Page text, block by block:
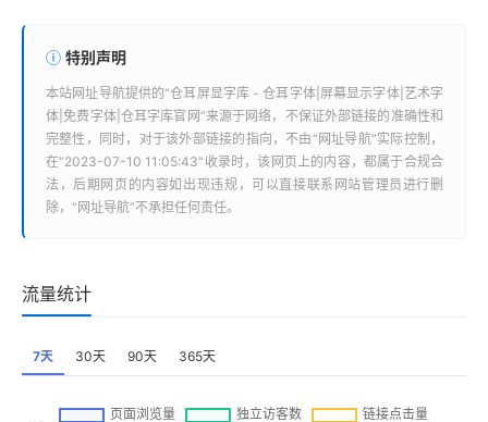
特别声明
本站网址导航提供的“仓耳屏显字库 - 仓耳字体|屏幕显示字体|艺术字
体|免费字体|仓耳字库官网”来源于网络，不保证外部链接的准确性和
完整性，同时，对于该外部链接的指向，不由“网址导航”实际控制，
在“2023-07-10 11:05:43”收录时，该网页上的内容，都属于合规合
法，后期网页的内容如出现违规，可以直接联系网站管理员进行删
除，“网址导航”不承担任何责任。
流量统计
7天 30天 90天 365天